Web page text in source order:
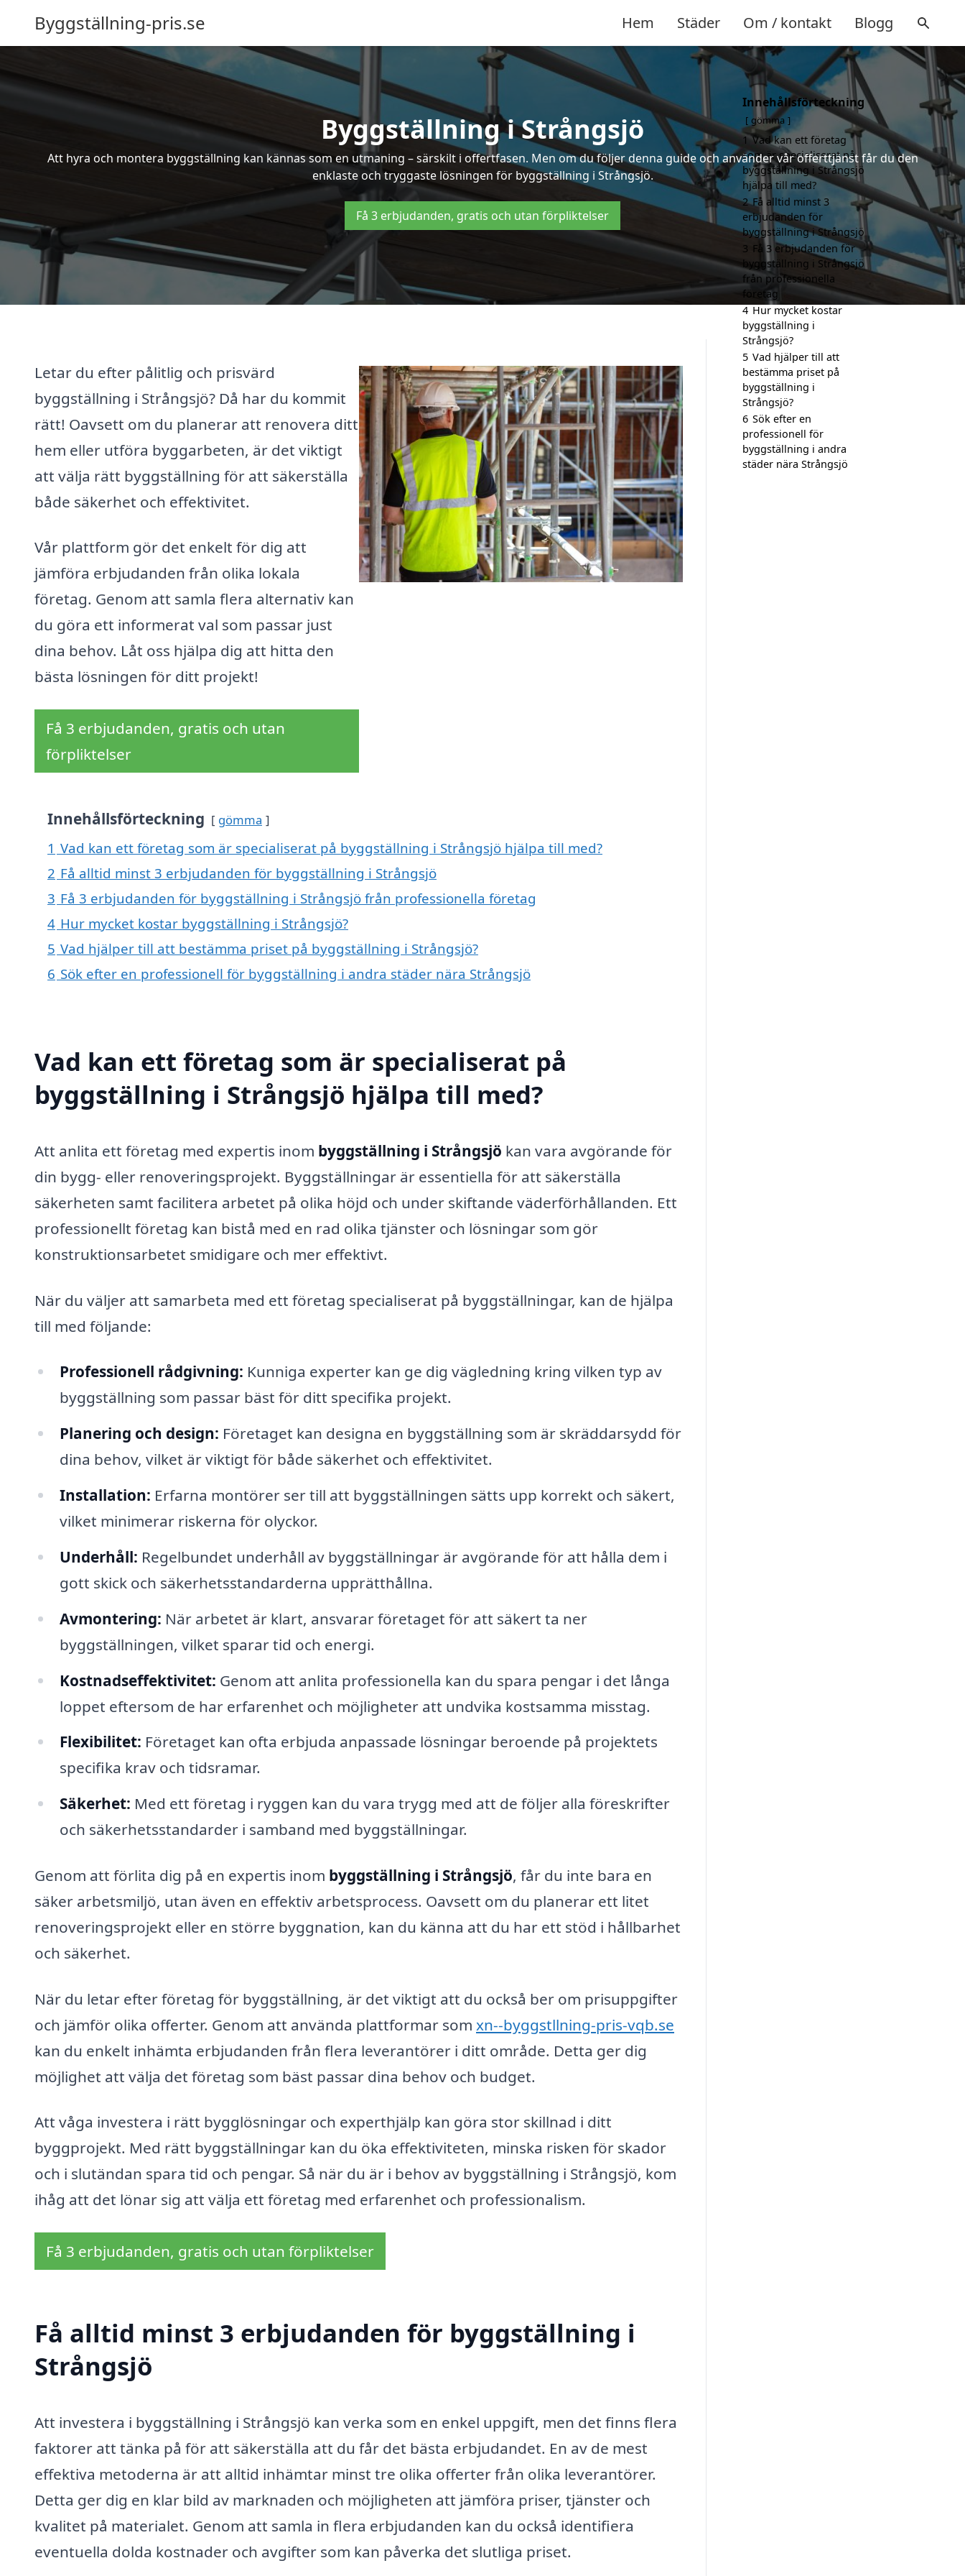
Byggställning-pris.se Hem Städer Om / kontakt Blogg
Byggställning i Strångsjö
Att hyra och montera byggställning kan kännas som en utmaning – särskilt i offertfasen. Men om du följer denna guide och använder vår offerttjänst får du den
enklaste och tryggaste lösningen för byggställning i Strångsjö.
Få 3 erbjudanden, gratis och utan förpliktelser
Letar du efter pålitlig och prisvärd
byggställning i Strångsjö? Då har du kommit
rätt! Oavsett om du planerar att renovera ditt
hem eller utföra byggarbeten, är det viktigt
att välja rätt byggställning för att säkerställa
både säkerhet och effektivitet.
Vår plattform gör det enkelt för dig att
jämföra erbjudanden från olika lokala
företag. Genom att samla flera alternativ kan
du göra ett informerat val som passar just
dina behov. Låt oss hjälpa dig att hitta den
bästa lösningen för ditt projekt!
Få 3 erbjudanden, gratis och utan
förpliktelser
Innehållsförteckning gömma
1 Vad kan ett företag som är specialiserat på byggställning i Strångsjö hjälpa till med?
2 Få alltid minst 3 erbjudanden för byggställning i Strångsjö
3 Få 3 erbjudanden för byggställning i Strångsjö från professionella företag
4 Hur mycket kostar byggställning i Strångsjö?
5 Vad hjälper till att bestämma priset på byggställning i Strångsjö?
6 Sök efter en professionell för byggställning i andra städer nära Strångsjö
Vad kan ett företag som är specialiserat på
byggställning i Strångsjö hjälpa till med?
Att anlita ett företag med expertis inom byggställning i Strångsjö kan vara avgörande för
din bygg- eller renoveringsprojekt. Byggställningar är essentiella för att säkerställa
säkerheten samt facilitera arbetet på olika höjd och under skiftande väderförhållanden. Ett
professionellt företag kan bistå med en rad olika tjänster och lösningar som gör
konstruktionsarbetet smidigare och mer effektivt.
När du väljer att samarbeta med ett företag specialiserat på byggställningar, kan de hjälpa
till med följande:
Professionell rådgivning: Kunniga experter kan ge dig vägledning kring vilken typ av
byggställning som passar bäst för ditt specifika projekt.
Planering och design: Företaget kan designa en byggställning som är skräddarsydd för
dina behov, vilket är viktigt för både säkerhet och effektivitet.
Installation: Erfarna montörer ser till att byggställningen sätts upp korrekt och säkert,
vilket minimerar riskerna för olyckor.
Underhåll: Regelbundet underhåll av byggställningar är avgörande för att hålla dem i
gott skick och säkerhetsstandarderna upprätthållna.
Avmontering: När arbetet är klart, ansvarar företaget för att säkert ta ner
byggställningen, vilket sparar tid och energi.
Kostnadseffektivitet: Genom att anlita professionella kan du spara pengar i det långa
loppet eftersom de har erfarenhet och möjligheter att undvika kostsamma misstag.
Flexibilitet: Företaget kan ofta erbjuda anpassade lösningar beroende på projektets
specifika krav och tidsramar.
Säkerhet: Med ett företag i ryggen kan du vara trygg med att de följer alla föreskrifter
och säkerhetsstandarder i samband med byggställningar.
Genom att förlita dig på en expertis inom byggställning i Strångsjö, får du inte bara en
säker arbetsmiljö, utan även en effektiv arbetsprocess. Oavsett om du planerar ett litet
renoveringsprojekt eller en större byggnation, kan du känna att du har ett stöd i hållbarhet
och säkerhet.
När du letar efter företag för byggställning, är det viktigt att du också ber om prisuppgifter
och jämför olika offerter. Genom att använda plattformar som xn--byggstllning-pris-vqb.se
kan du enkelt inhämta erbjudanden från flera leverantörer i ditt område. Detta ger dig
möjlighet att välja det företag som bäst passar dina behov och budget.
Att våga investera i rätt bygglösningar och experthjälp kan göra stor skillnad i ditt
byggprojekt. Med rätt byggställningar kan du öka effektiviteten, minska risken för skador
och i slutändan spara tid och pengar. Så när du är i behov av byggställning i Strångsjö, kom
ihåg att det lönar sig att välja ett företag med erfarenhet och professionalism.
Få 3 erbjudanden, gratis och utan förpliktelser
Få alltid minst 3 erbjudanden för byggställning i
Strångsjö
Att investera i byggställning i Strångsjö kan verka som en enkel uppgift, men det finns flera
faktorer att tänka på för att säkerställa att du får det bästa erbjudandet. En av de mest
effektiva metoderna är att alltid inhämtar minst tre olika offerter från olika leverantörer.
Detta ger dig en klar bild av marknaden och möjligheten att jämföra priser, tjänster och
kvalitet på materialet. Genom att samla in flera erbjudanden kan du också identifiera
eventuella dolda kostnader och avgifter som kan påverka det slutliga priset.
Innehållsförteckning
gömma
1 Vad kan ett företag
som är specialiserat på
byggställning i Strångsjö
hjälpa till med?
2 Få alltid minst 3
erbjudanden för
byggställning i Strångsjö
3 Få 3 erbjudanden för
byggställning i Strångsjö
från professionella
företag
4 Hur mycket kostar
byggställning i
Strångsjö?
5 Vad hjälper till att
bestämma priset på
byggställning i
Strångsjö?
6 Sök efter en
professionell för
byggställning i andra
städer nära Strångsjö